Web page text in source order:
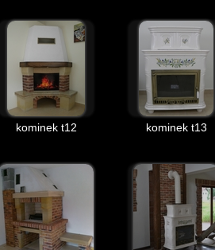
kominek t12 kominek t13